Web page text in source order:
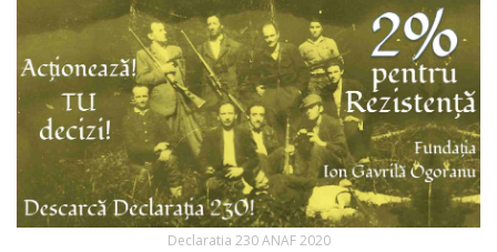
Declaratia 230 ANAF 2020